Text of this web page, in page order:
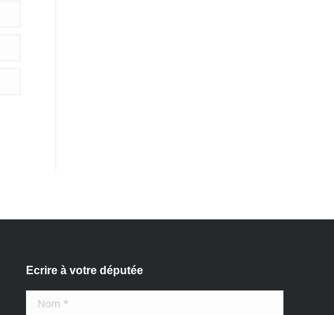
Ecrire à votre députée
Nom *